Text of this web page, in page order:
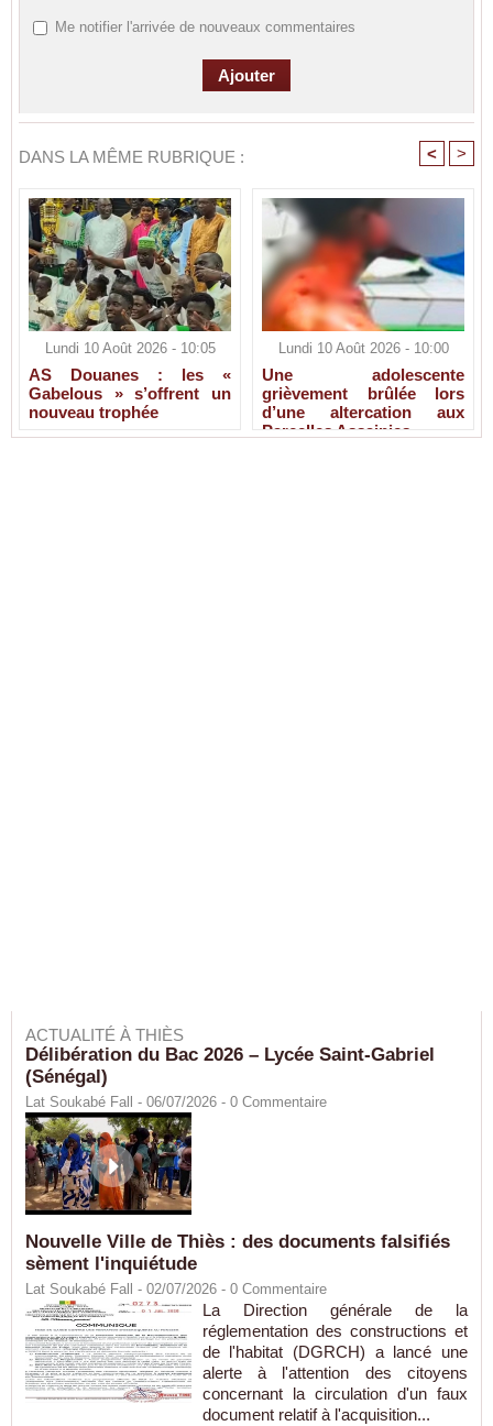
Me notifier l'arrivée de nouveaux commentaires
DANS LA MÊME RUBRIQUE : < >
Lundi 10 Août 2026 - 10:05
AS Douanes : les «
Gabelous » s’offrent un
nouveau trophée
Lundi 10 Août 2026 - 10:00
Une adolescente
grièvement brûlée lors
d’une altercation aux
Parcelles Assainies
ACTUALITÉ À THIÈS
Délibération du Bac 2026 – Lycée Saint-Gabriel
(Sénégal)
Lat Soukabé Fall - 06/07/2026 - 0 Commentaire
Nouvelle Ville de Thiès : des documents falsifiés
sèment l'inquiétude
Lat Soukabé Fall - 02/07/2026 - 0 Commentaire
La Direction générale de la
réglementation des constructions et
de l'habitat (DGRCH) a lancé une
alerte à l'attention des citoyens
concernant la circulation d'un faux
document relatif à l'acquisition...